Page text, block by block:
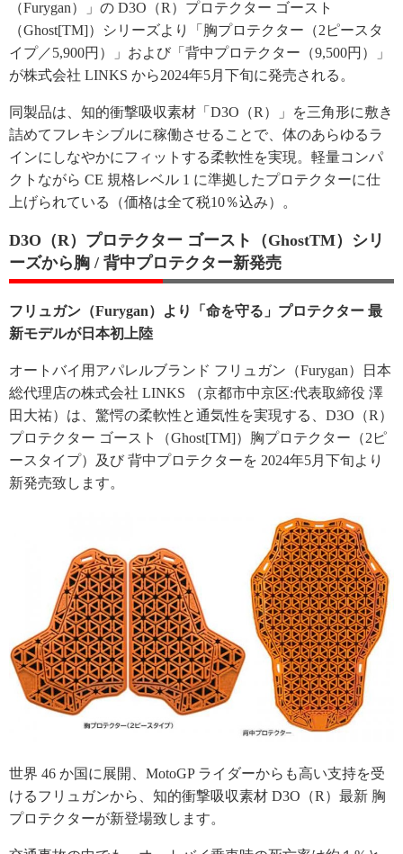
（Furygan）」の D3O（R）プロテクター ゴースト
（Ghost[TM]）シリーズより「胸プロテクター（2ピースタ
イプ／5,900円）」および「背中プロテクター（9,500円）」
が株式会社 LINKS から2024年5月下旬に発売される。
同製品は、知的衝撃吸収素材「D3O（R）」を三角形に敷き
詰めてフレキシブルに稼働させることで、体のあらゆるラ
インにしなやかにフィットする柔軟性を実現。軽量コンパ
クトながら CE 規格レベル 1 に準拠したプロテクターに仕
上げられている（価格は全て税10％込み）。
D3O（R）プロテクター ゴースト（GhostTM）シリ
ーズから胸 / 背中プロテクター新発売
フリュガン（Furygan）より「命を守る」プロテクター 最
新モデルが日本初上陸
オートバイ用アパレルブランド フリュガン（Furygan）日本
総代理店の株式会社 LINKS （京都市中京区:代表取締役 澤
田大祐）は、驚愕の柔軟性と通気性を実現する、D3O（R）
プロテクター ゴースト（Ghost[TM]）胸プロテクター（2ピ
ースタイプ）及び 背中プロテクターを 2024年5月下旬より
新発売致します。
世界 46 か国に展開、MotoGP ライダーからも高い支持を受
けるフリュガンから、知的衝撃吸収素材 D3O（R）最新 胸
プロテクターが新登場致します。